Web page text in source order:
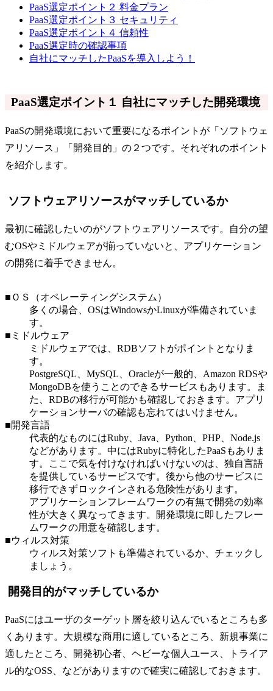
PaaS選定ポイント２ 料金プラン
PaaS選定ポイント３ セキュリティ
PaaS選定ポイント４ 信頼性
PaaS選定時の確認事項
自社にマッチしたPaaSを導入しよう！
PaaS選定ポイント１ 自社にマッチした開発環境
PaaSの開発環境において重要になるポイントが「ソフトウェ
アリソース」「開発目的」の２つです。それぞれのポイント
を紹介します。
ソフトウェアリソースがマッチしているか
最初に確認したいのがソフトウェアリソースです。自分の望
むOSやミドルウェアが揃っていないと、アプリケーション
の開発に着手できません。
■ＯＳ（オペレーティングシステム）
多くの場合、OSはWindowsかLinuxが準備されていま
す。
■ミドルウェア
ミドルウェアでは、RDBソフトがポイントとなりま
す。
PostgreSQL、MySQL、Oracleが一般的、Amazon RDSや
MongoDBを使うことのできるサービスもあります。ま
た、RDBの移行が可能かも確認しておきます。アプリ
ケーションサーバの確認も忘れてはいけません。
■開発言語
代表的なものにはRuby、Java、Python、PHP、Node.js
などがあります。中にはRubyに特化したPaaSもありま
す。ここで気を付けなければいけないのは、独自言語
を提供しているサービスです。後から他のサービスに
移行できずロックインされる危険性があります。
アプリケーションフレームワークの有無で開発の効率
性が大きく異なってきます。開発環境に即したフレー
ムワークの用意を確認します。
■ウィルス対策
ウィルス対策ソフトも準備されているか、チェックし
ましょう。
開発目的がマッチしているか
PaaSにはユーザのターゲット層を絞り込んでいるところも多
くあります。大規模な商用に適しているところ、新規事業に
適したところ、開発初心者、ヘビーな個人ユース、トライア
ル的なOSS、などがありますので確実に確認しておきます。